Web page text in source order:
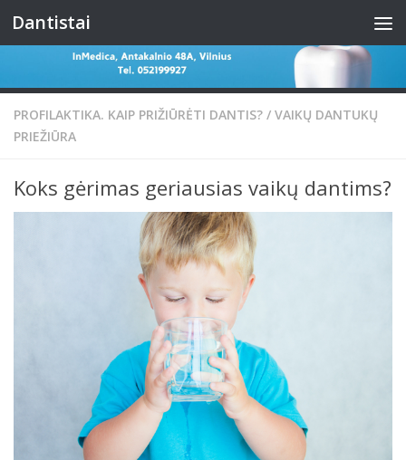
Skip to content
Dantistai
PROFILAKTIKA. KAIP PRIŽIŪRĖTI DANTIS? / VAIKŲ DANTUKŲ
PRIEŽIŪRA
Koks gėrimas geriausias vaikų dantims?